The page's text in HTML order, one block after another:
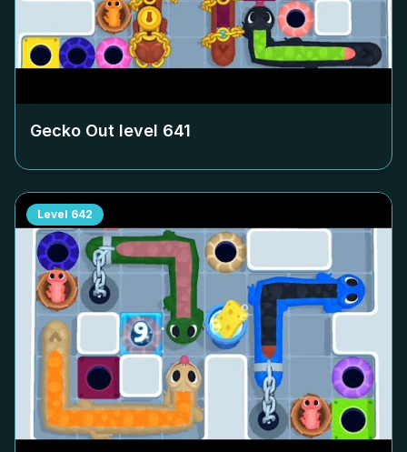
Gecko Out level 641
Level 642